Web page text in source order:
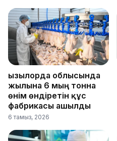
Қызылорда облысында
жылына 6 мың тонна
өнім өндіретін құс
фабрикасы ашылды
6 тамыз, 2026